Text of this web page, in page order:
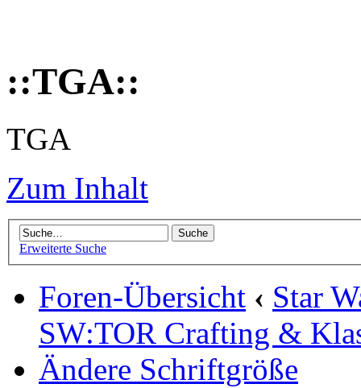
::TGA::
TGA
Zum Inhalt
Erweiterte Suche
Foren-Übersicht ‹ Star
SW:TOR Crafting &
Ändere Schriftgröße